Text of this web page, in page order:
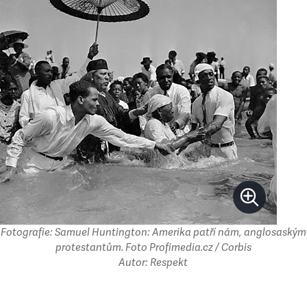
Fotografie: Samuel Huntington: Amerika patří nám, anglosaským
protestantům. Foto Profimedia.cz / Corbis
Autor: Respekt